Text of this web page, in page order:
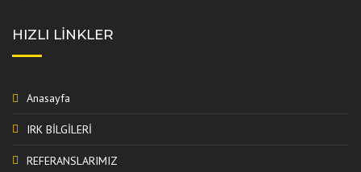
HIZLI LINKLER
Anasayfa
IRK BİLGİLERİ
REFERANSLARIMIZ